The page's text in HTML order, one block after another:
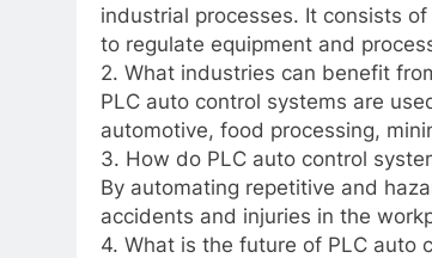
industrial processes. It consists
to regulate equipment and
2. What industries can benefit
PLC auto control systems are
automotive, food processing,
3. How do PLC auto control
By automating repetitive and
accidents and injuries in the
4. What is the future of PLC auto